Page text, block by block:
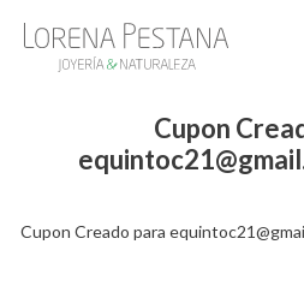
Cupon
Cupon Creado para